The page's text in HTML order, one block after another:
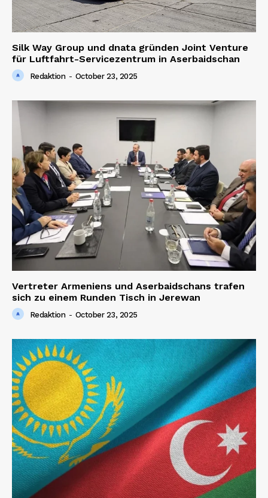
Silk Way Group und dnata gründen Joint Venture
für Luftfahrt-Servicezentrum in Aserbaidschan
Redaktion - October 23, 2025
Vertreter Armeniens und Aserbaidschans trafen
sich zu einem Runden Tisch in Jerewan
Redaktion - October 23, 2025